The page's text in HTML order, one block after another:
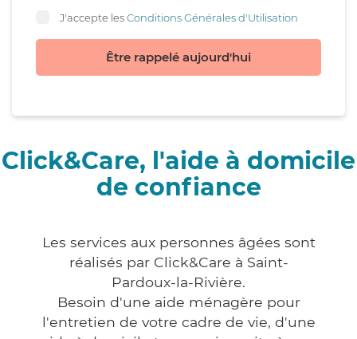
J'accepte lesConditions Générales d'Utilisation
Être rappelé aujourd'hui
Click&Care, l'aide à domicile
de confiance
Les services aux personnes âgées sont
réalisés par Click&Care à Saint-
Pardoux-la-Rivière.
Besoin d'une aide ménagère pour
l'entretien de votre cadre de vie, d'une